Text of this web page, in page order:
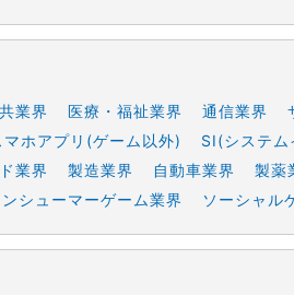
業界 医療・福祉業界 通信業界
マホアプリ(ゲーム以外) SI(システム
業界 製造業界 自動車業界 製薬
ンシューマーゲーム業界 ソーシャル